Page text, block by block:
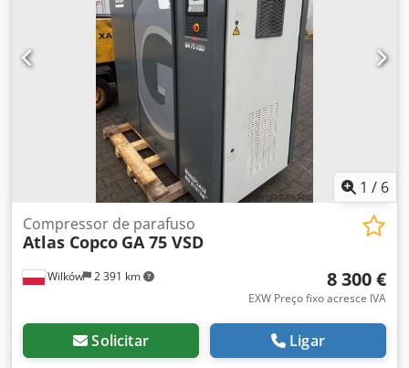
1 / 6
Wilków 2 391 km
Compressor de parafuso
Atlas Copco GA 75 VSD
8 300 €
EXW Preço fixo acresce IVA
Solicitar Ligar